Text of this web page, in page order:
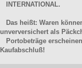
INTERNATIONAL.
Das heißt: Waren
unverversichert als
Portobeträge
Kaufabschluß!